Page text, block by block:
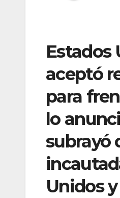
Estados
aceptó
para
lo
subrayó
Unidos